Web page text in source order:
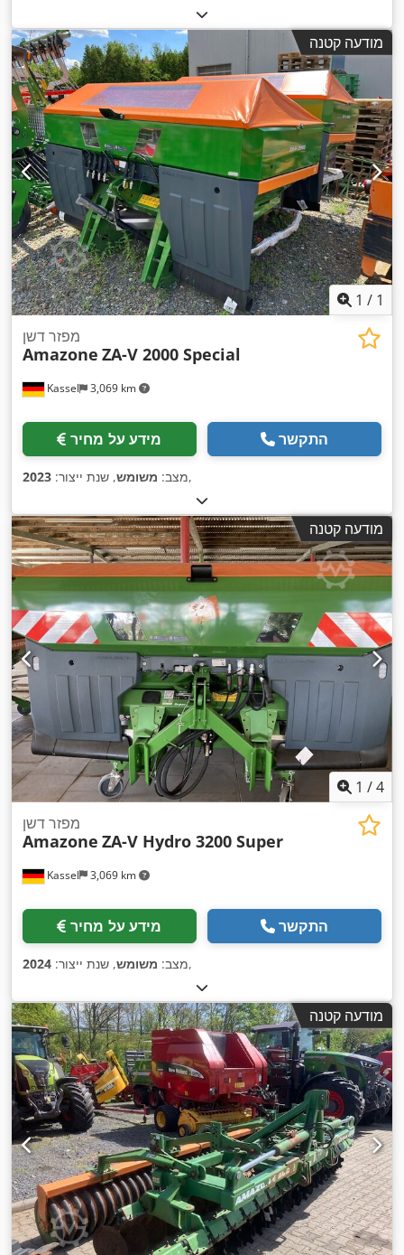
מודעה קטנה
1 / 1
Kassel 3,069 km
מפזר דשן
Amazone ZA-V 2000 Special
מידע על מחיר התקשר
מצב: משומש, שנת ייצור: 2023 ,
מודעה קטנה
1 /4
Kassel 3,069 km
מפזר דשן
Amazone ZA-V Hydro 3200 Super
מידע על מחיר התקשר
מצב: משומש, שנת ייצור: 2024 ,
מודעה קטנה